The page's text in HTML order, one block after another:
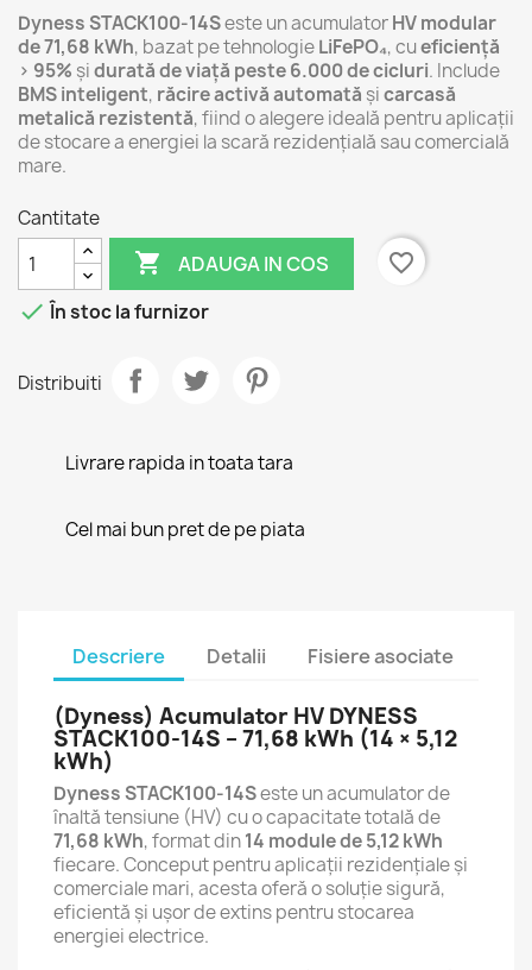
Dyness STACK100-14Seste un acumulatorHV modular
de 71,68 kWh, bazat pe tehnologieLiFePO₄, cueficiență
> 95% șidurată de viață peste 6.000 de cicluri. Include
BMS inteligent, răcire activă automată șicarcasă
metalică rezistentă, fiind o alegere ideală pentru aplicații
de stocare a energiei la scară rezidențială sau comercială
mare.
Cantitate
 ADAUGA IN COS
favorite_border
 În stoc la furnizor
Distribuiti
Livrare rapida in toata tara
Cel mai bun pret de pe piata
Descriere Detalii Fisiere asociate
(Dyness) Acumulator HV DYNESS
STACK100-14S – 71,68 kWh (14 × 5,12
kWh)
Dyness STACK100-14Seste un acumulator de
înaltă tensiune (HV) cu o capacitate totală de
71,68 kWh, format din14 module de 5,12 kWh
fiecare. Conceput pentru aplicații rezidențiale și
comerciale mari, acesta oferă o soluție sigură,
eficientă și ușor de extins pentru stocarea
energiei electrice.